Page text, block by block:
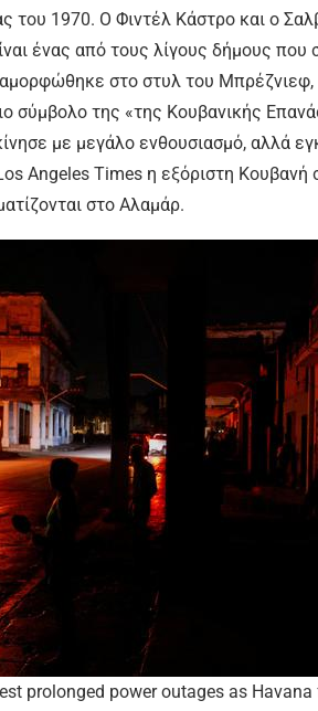
του 1970. Ο Φιντέλ Κάστρο και ο
ένας από τους λίγους δήμους που
στο στυλ του
σύμβολο της «της Κουβανικής
με μεγάλο ενθουσιασμό, αλλά
Angeles Times η εξόριστη
στο Αλαμάρ.
prolonged power outages as